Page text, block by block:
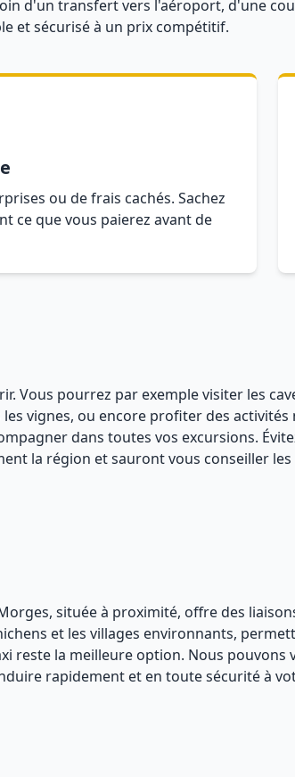
d'un transfert vers l'aéroport, d'une
et sécurisé à un prix compétitif.
ou de frais cachés. Sachez
ce que vous paierez avant de
Vous pourrez par exemple visiter les
vignes, ou encore profiter des activités
dans toutes vos excursions.
la région et sauront vous conseiller
située à proximité, offre des
et les villages environnants,
reste la meilleure option. Nous pouvons
rapidement et en toute sécurité à